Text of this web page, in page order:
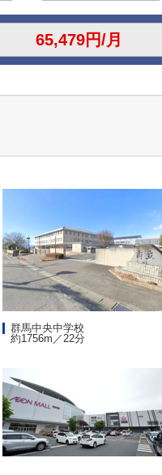
群馬中央中学校
約1756m／22分